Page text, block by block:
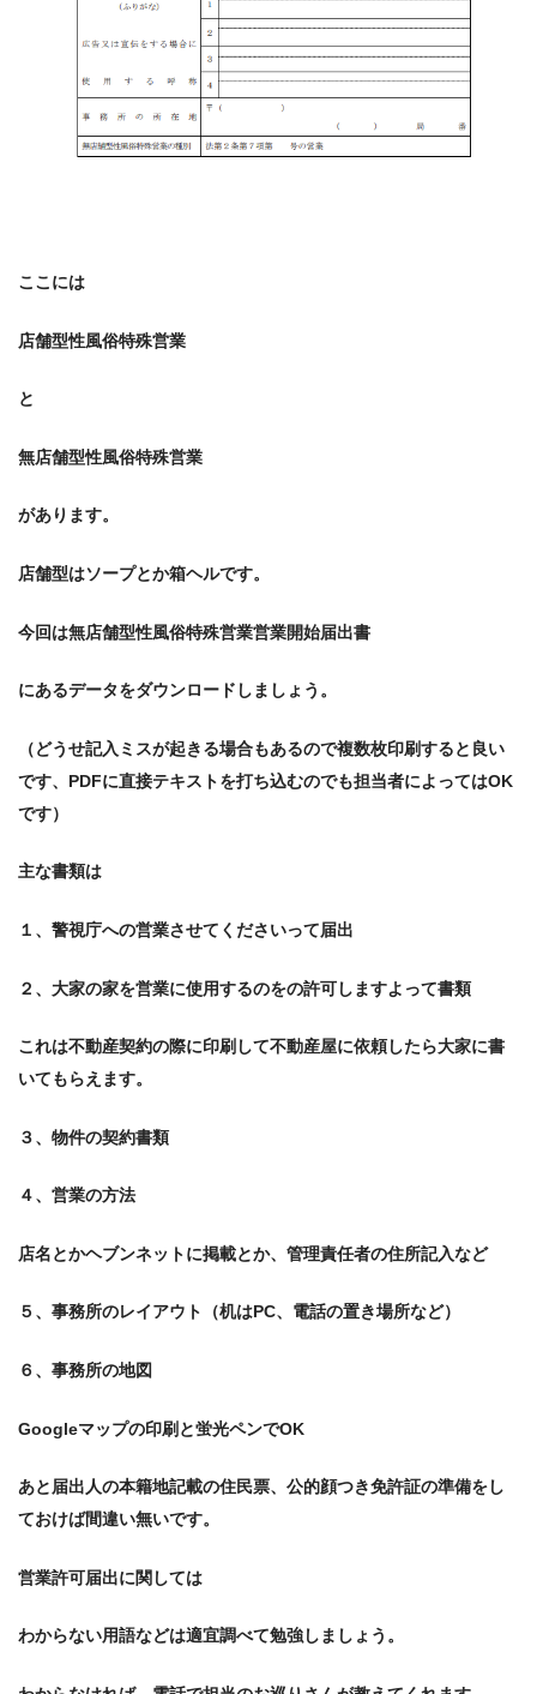
ここには
店舗型性風俗特殊営業
と
無店舗型性風俗特殊営業
があります。
店舗型はソープとか箱ヘルです。
今回は無店舗型性風俗特殊営業営業開始届出書
にあるデータをダウンロードしましょう。
（どうせ記入ミスが起きる場合もあるので複数枚印刷すると良い
です、PDFに直接テキストを打ち込むのでも担当者によってはOK
です）
主な書類は
１、警視庁への営業させてくださいって届出
２、大家の家を営業に使用するのをの許可しますよって書類
これは不動産契約の際に印刷して不動産屋に依頼したら大家に書
いてもらえます。
３、物件の契約書類
４、営業の方法
店名とかヘブンネットに掲載とか、管理責任者の住所記入など
５、事務所のレイアウト（机はPC、電話の置き場所など）
６、事務所の地図
Googleマップの印刷と蛍光ペンでOK
あと届出人の本籍地記載の住民票、公的顔つき免許証の準備をし
ておけば間違い無いです。
営業許可届出に関しては
わからない用語などは適宜調べて勉強しましょう。